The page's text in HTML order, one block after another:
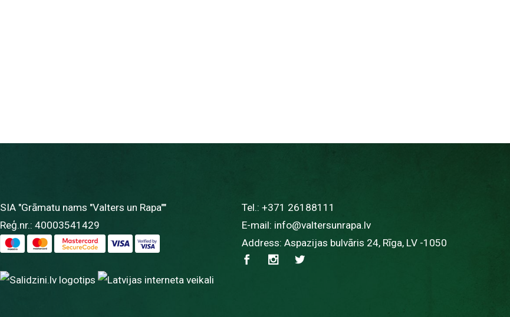
SIA "Grāmatu nams "Valters un Rapa""
Reģ.nr.: 40003541429
Tel.:+371 26188111
E-mail: info@valtersunrapa.lv
Address: Aspazijas bulvāris 24, Rīga, LV -1050